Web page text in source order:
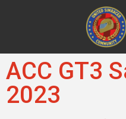
ACC GT3
2023